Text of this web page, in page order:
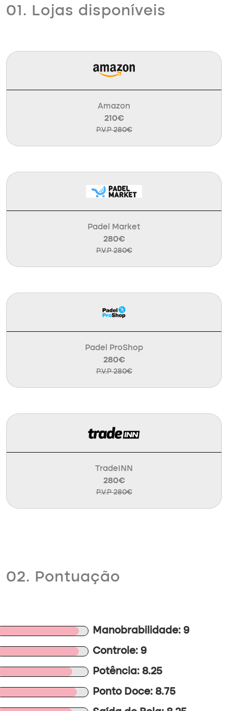
01. Lojas disponíveis
Amazon
210€
P.V.P 280€
Padel Market
280€
P.V.P 280€
Padel ProShop
280€
P.V.P 280€
TradeINN
280€
P.V.P 280€
02. Pontuação
Manobrabilidade: 9
Controle: 9
Potência: 8.25
Ponto Doce: 8.75